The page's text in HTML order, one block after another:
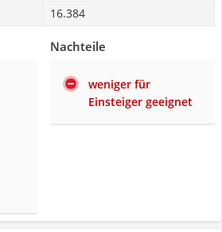
16.384
Nachteile
weniger für
Einsteiger geeignet